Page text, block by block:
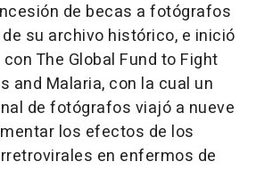
de becas a fotógrafos
su archivo histórico, e inició
The Global Fund to Fight
and Malaria, con la cual un
de fotógrafos viajó a nueve
los efectos de los
en enfermos de